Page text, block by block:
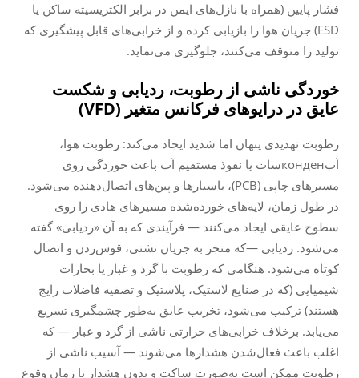
فشار پایین (همراه با نازل‌های ایمن در برابر الکتریسیته ساکن یا
ESD) جریان هوا را بازیابی کرده و از خرابی‌های قابل پیشگیری که
تولید را متوقف می‌کنند، جلوگیری می‌نماید.
خوردگی ناشی از رطوبت، ردیابی و شکست
عایق در درایوهای فرکانس متغیر (VFD)
رطوبت تهدیدی پنهان اما شدید ایجاد می‌کند: رطوبت هوا،
آب‌конденسات یا نفوذ مستقیم آب باعث خوردگی روی
مسیرهای چاپی (PCB)، باسبارها و پین‌های اتصال‌دهنده می‌شود.
در طول زمان، لایه‌های خورده‌شده مسیرهای هادی را روی
سطوح عایقی ایجاد می‌کنند — فرآیندی که به آن «ردیابی» گفته
می‌شود. ردیابی —که منجر به جریان نشتی، قوس‌زدن و اتصال
کوتاه می‌شود. هنگامی که رطوبت با گرد و غبار یا بخارات
شیمیایی (که در صنایع لاستیک، پلاستیک و تصفیه فاضلاب رایج
هستند) ترکیب می‌شود، تخریب عایق به‌طور چشمگیری تسریع
می‌یابد. برخلاف خرابی‌های حرارتی ناشی از گرد و غبار — که
اغلب باعث فعال‌شدن هشدارها می‌شوند — آسیب ناشی از
رطوبت ممکن است به‌صورت ساکت و بدون هشدار تا زمان وقوع